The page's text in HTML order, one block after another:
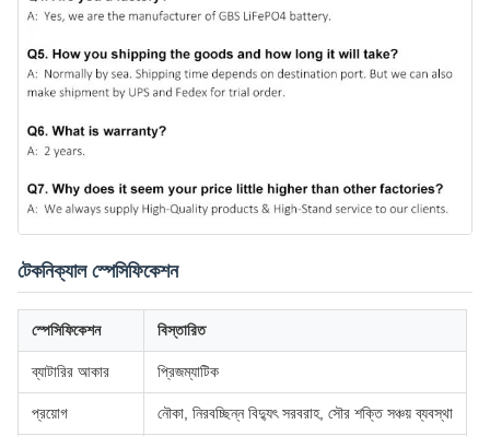
টেকনিক্যাল স্পেসিফিকেশন
স্পেসিফিকেশন বিস্তারিত
ব্যাটারির আকার প্রিজম্যাটিক
প্রয়োগ নৌকা, নিরবচ্ছিন্ন বিদ্যুৎ সরবরাহ, সৌর শক্তি সঞ্চয় ব্যবস্থা